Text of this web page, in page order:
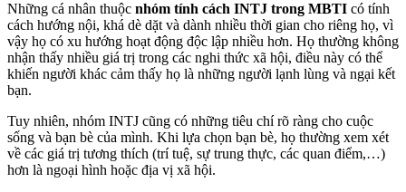
Những cá nhân thuộc nhóm tính cách INTJ trong MBTI có tính
cách hướng nội, khá dè dặt và dành nhiều thời gian cho riêng họ, vì
vậy họ có xu hướng hoạt động độc lập nhiều hơn. Họ thường không
nhận thấy nhiều giá trị trong các nghi thức xã hội, điều này có thể
khiến người khác cảm thấy họ là những người lạnh lùng và ngại kết
bạn.
Tuy nhiên, nhóm INTJ cũng có những tiêu chí rõ ràng cho cuộc
sống và bạn bè của mình. Khi lựa chọn bạn bè, họ thường xem xét
về các giá trị tương thích (trí tuệ, sự trung thực, các quan điểm,…)
hơn là ngoại hình hoặc địa vị xã hội.